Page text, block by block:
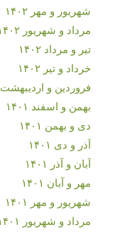
شهریور و مهر ۱۴۰۲
مرداد و شهریور ۱۴۰۲
تیر و مرداد ۱۴۰۲
خرداد و تیر ۱۴۰۲
فروردین و اردیبهشت ۱۴۰۲
بهمن و اسفند ۱۴۰۱
دی و بهمن ۱۴۰۱
آذر و دی ۱۴۰۱
آبان و آذر ۱۴۰۱
مهر و آبان ۱۴۰۱
شهریور و مهر ۱۴۰۱
مرداد و شهریور ۱۴۰۱